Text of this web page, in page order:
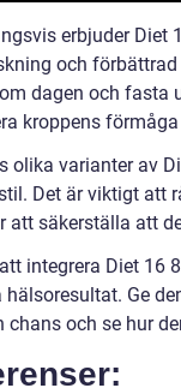
erbjuder Diet
och
dagen och fasta
kroppens
olika varianter av
Det är viktigt att
att säkerställa att
integrera Diet 16
hälsoresultat. Ge
chans och se hur